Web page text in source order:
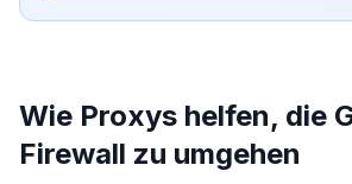
Wie Proxys helfen, die
Firewall zu umgehen